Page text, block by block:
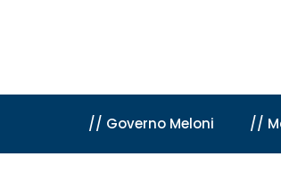
// Governo Meloni //